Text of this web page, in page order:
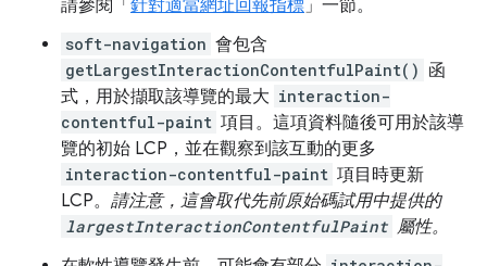
請參閱「針對適當網址回報指標 」一節。
soft-navigation 會包含
getLargestInteractionContentfulPaint() 函
式，用於擷取該導覽的最大 interaction-
contentful-paint 項目。這項資料隨後可用於該導
覽的初始 LCP，並在觀察到該互動的更多
interaction-contentful-paint 項目時更新
LCP。 請注意，這會取代先前原始碼試用中提供的
largestInteractionContentfulPaint 屬性。